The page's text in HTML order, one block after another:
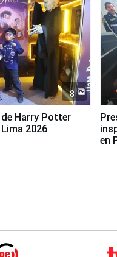
8
Harry Potter
2026
en